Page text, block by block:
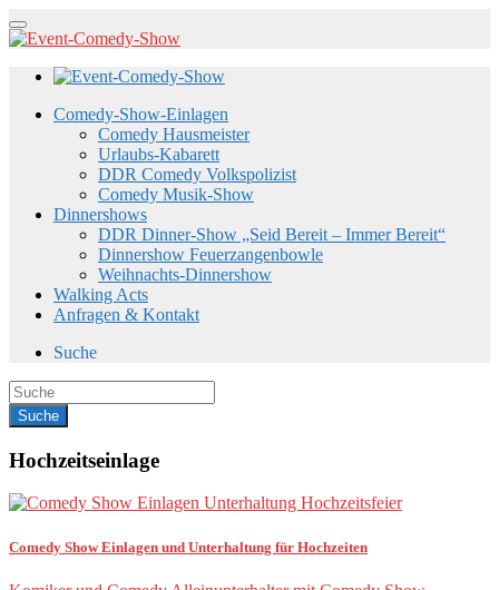
Comedy-Show-Einlagen
Comedy Hausmeister
Urlaubs-Kabarett
DDR Comedy Volkspolizist
Comedy Musik-Show
Dinnershows
DDR Dinner-Show „Seid Bereit – Immer Bereit“
Dinnershow Feuerzangenbowle
Weihnachts-Dinnershow
Walking Acts
Anfragen & Kontakt
Suche
Hochzeitseinlage
Comedy Show Einlagen und Unterhaltung für Hochzeiten